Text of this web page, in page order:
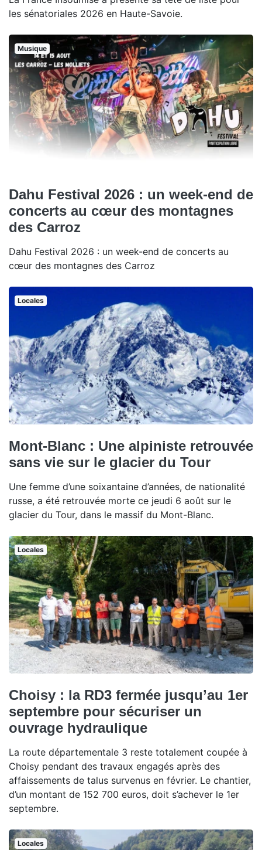
les sénatoriales 2026 en Haute-Savoie.
Musique
Dahu Festival 2026 : un week-end de
concerts au cœur des montagnes
des Carroz
Dahu Festival 2026 : un week-end de concerts au
cœur des montagnes des Carroz
Locales
Mont-Blanc : Une alpiniste retrouvée
sans vie sur le glacier du Tour
Une femme d’une soixantaine d’années, de nationalité
russe, a été retrouvée morte ce jeudi 6 août sur le
glacier du Tour, dans le massif du Mont-Blanc.
Locales
Choisy : la RD3 fermée jusqu’au 1er
septembre pour sécuriser un
ouvrage hydraulique
La route départementale 3 reste totalement coupée à
Choisy pendant des travaux engagés après des
affaissements de talus survenus en février. Le chantier,
d’un montant de 152 700 euros, doit s’achever le 1er
septembre.
Locales